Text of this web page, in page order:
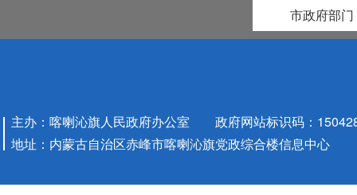
市政府部门
主办：喀喇沁旗人民政府办公室 政府网站标识码：
地址：内蒙古自治区赤峰市喀喇沁旗党政综合楼信息中心